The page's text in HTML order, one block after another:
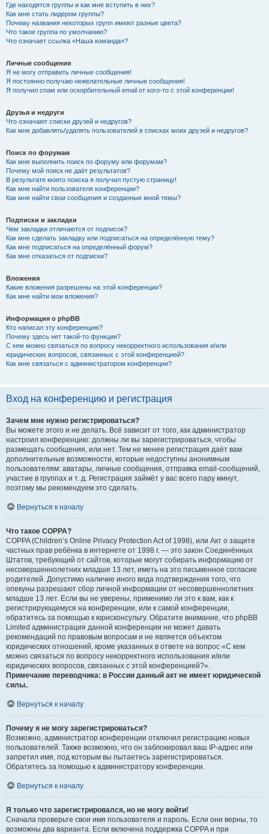
Где находятся группы и как мне вступить в них?
Как мне стать лидером группы?
Почему названия некоторых групп имеют разные цвета?
Что такое группа по умолчанию?
Что означает ссылка «Наша команда»?
Личные сообщения
Я не могу отправить личные сообщения!
Я постоянно получаю нежелательные личные сообщения!
Я получил спам или оскорбительный email от кого-то с этой конференции!
Друзья и недруги
Что означают списки друзей и недругов?
Как мне добавлять/удалять пользователей в списках моих друзей и недругов?
Поиск по форумам
Как мне выполнить поиск по форуму или форумам?
Почему мой поиск не даёт результатов?
В результате моего поиска я получил пустую страницу!
Как мне найти пользователя конференции?
Как мне найти свои сообщения и созданные мной темы?
Подписки и закладки
Чем закладки отличаются от подписок?
Как мне сделать закладку или подписаться на определённую тему?
Как мне подписаться на определённый форум?
Как мне отказаться от подписки?
Вложения
Какие вложения разрешены на этой конференции?
Как мне найти мои вложения?
Информация о phpBB
Кто написал эту конференцию?
Почему здесь нет такой-то функции?
С кем можно связаться по вопросу некорректного использования и/или
юридических вопросов, связанных с этой конференцией?
Как мне связаться с администратором конференции?
Вход на конференцию и регистрация
Зачем мне нужно регистрироваться?
Вы можете этого и не делать. Всё зависит от того, как администратор
настроил конференцию: должны ли вы зарегистрироваться, чтобы
размещать сообщения, или нет. Тем не менее регистрация даёт вам
дополнительные возможности, которые недоступны анонимным
пользователям: аватары, личные сообщения, отправка email-сообщений,
участие в группах и т. д. Регистрация займёт у вас всего пару минут,
поэтому мы рекомендуем это сделать.
Вернуться к началу
Что такое COPPA?
COPPA (Children’s Online Privacy Protection Act of 1998), или Акт о защите
частных прав ребёнка в интернете от 1998 г. — это закон Соединённых
Штатов, требующий от сайтов, которые могут собирать информацию от
несовершеннолетних младше 13 лет, иметь на это письменное согласие
родителей. Допустимо наличие иного вида подтверждения того, что
опекуны разрешают сбор личной информации от несовершеннолетних
младше 13 лет. Если вы не уверены, применимо ли это к вам, как к
регистрирующемуся на конференции, или к самой конференции,
обратитесь за помощью к юрисконсульту. Обратите внимание, что phpBB
Limited администрация данной конференции не может давать
рекомендаций по правовым вопросам и не является объектом
юридических отношений, кроме указанных в ответе на вопрос «С кем
можно связаться по вопросу некорректного использования и/или
юридических вопросов, связанных с этой конференцией?».
Примечание переводчика: в России данный акт не имеет юридической
силы..
Вернуться к началу
Почему я не могу зарегистрироваться?
Возможно, администратор конференции отключил регистрацию новых
пользователей. Также возможно, что он заблокировал ваш IP-адрес или
запретил имя, под которым вы пытаетесь зарегистрироваться.
Обратитесь за помощью к администратору конференции.
Вернуться к началу
Я только что зарегистрировался, но не могу войти!
Сначала проверьте свои имя пользователя и пароль. Если они верны, то
возможны два варианта. Если включена поддержка COPPA и при